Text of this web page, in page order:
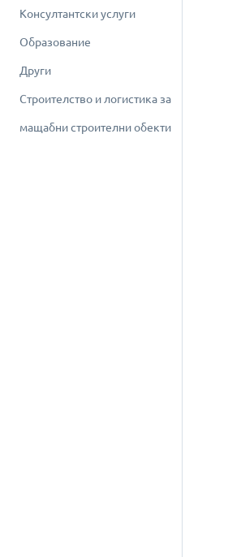
Консултантски услуги
Образование
Други
Строителство и логистика за
мащабни строителни обекти